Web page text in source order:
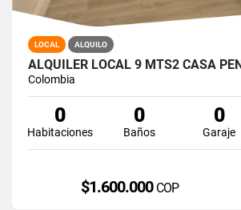
LOCAL ALQUILO
ALQUILER LOCAL 9 MTS2 CASA
Colombia
0
Habitaciones
0
Baños
0
Garaje
$1.600.000 COP